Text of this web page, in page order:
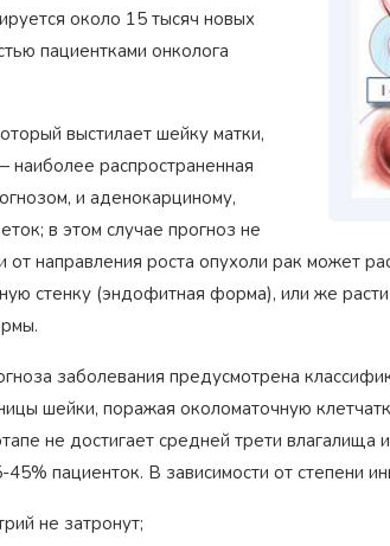
около 15 тысяч новых
пациентками онколога
выстилает шейку матки,
распространенная
и аденокарциному,
в этом случае прогноз не
от направления роста опухоли рак может
стенку (эндофитная форма), или же
заболевания предусмотрена
шейки, поражая околоматочную
не достигает средней трети влагалища
пациенток. В зависимости от степени
не затронут;